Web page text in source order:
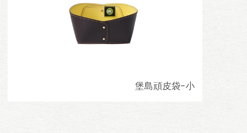
堡島頑皮袋-小